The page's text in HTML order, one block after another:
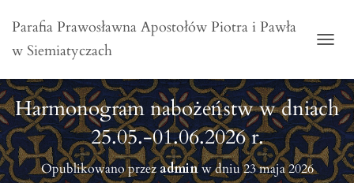
Parafia Prawosławna Apostołów Piotra i Pawła
w Siemiatyczach
Harmonogram nabożeństw w dniach
25.05.-01.06.2026 r.
Opublikowano przezadminw dniu23 maja 2026